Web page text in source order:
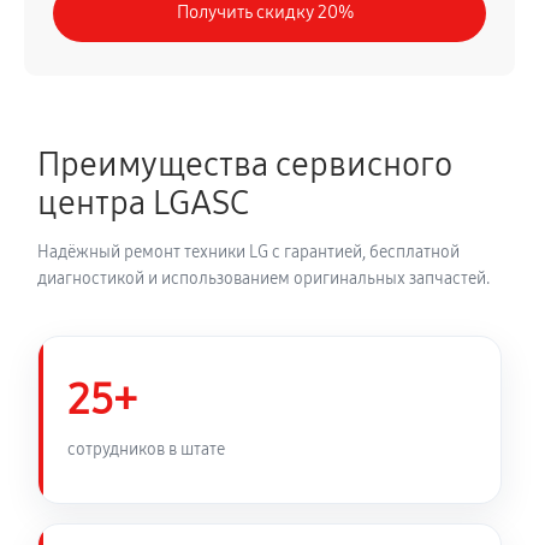
900 руб 40 минут
Замена динамика аудиосистемы LG SJ6
1350 руб
Обновление ПО аудиосистемы LG SJ6
Замена корпуса аудиосистемы LG SJ6
Получить скидку 20%
Преимущества сервисного
центра LGASC
Надёжный ремонт техники LG с гарантией, бесплатной
диагностикой и использованием оригинальных запчастей.
25+
сотрудников в штате